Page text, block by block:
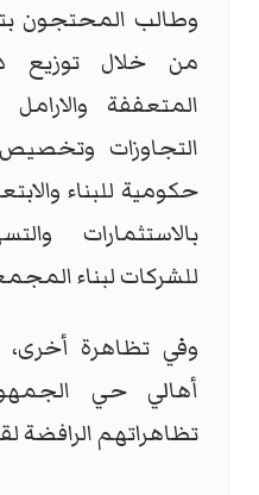
وطالب المحتجون
من خلال توزيع
المتعففة
التجاوزات
حكومية للبناء
بالاستثمارات
للشركات لبناء
وفي تظاهرة
أهالي حي
تظاهراتهم الرافضة